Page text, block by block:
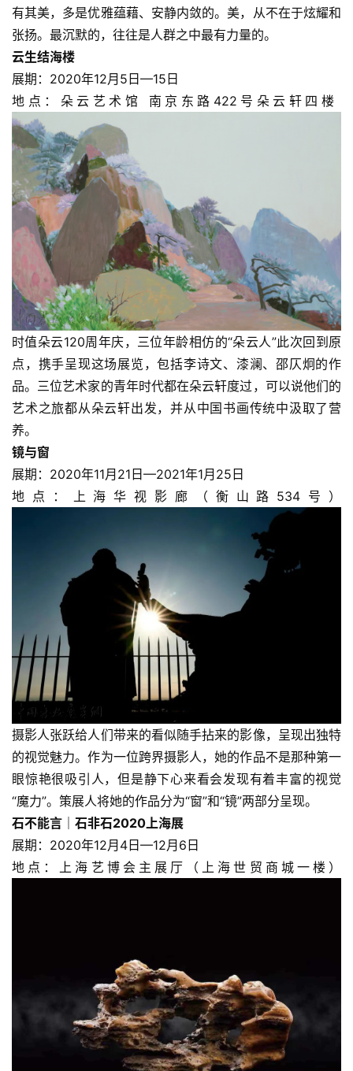
有其美，多是优雅蕴藉、安静内敛的。美，从不在于炫耀和
张扬。最沉默的，往往是人群之中最有力量的。
云生结海楼
展期：2020年12月5日—15日
地点：朵云艺术馆 南京东路422号朵云轩四楼
时值朵云120周年庆，三位年龄相仿的“朵云人”此次回到原
点，携手呈现这场展览，包括李诗文、漆澜、邵仄炯的作
品。三位艺术家的青年时代都在朵云轩度过，可以说他们的
艺术之旅都从朵云轩出发，并从中国书画传统中汲取了营
养。
镜与窗
展期：2020年11月21日—2021年1月25日
地点：上海华视影廊（衡山路534号）
摄影人张跃给人们带来的看似随手拈来的影像，呈现出独特
的视觉魅力。作为一位跨界摄影人，她的作品不是那种第一
眼惊艳很吸引人，但是静下心来看会发现有着丰富的视觉
“魔力”。策展人将她的作品分为“窗”和“镜”两部分呈现。
石不能言｜石非石2020上海展
展期：2020年12月4日—12月6日
地点：上海艺博会主展厅（上海世贸商城一楼）